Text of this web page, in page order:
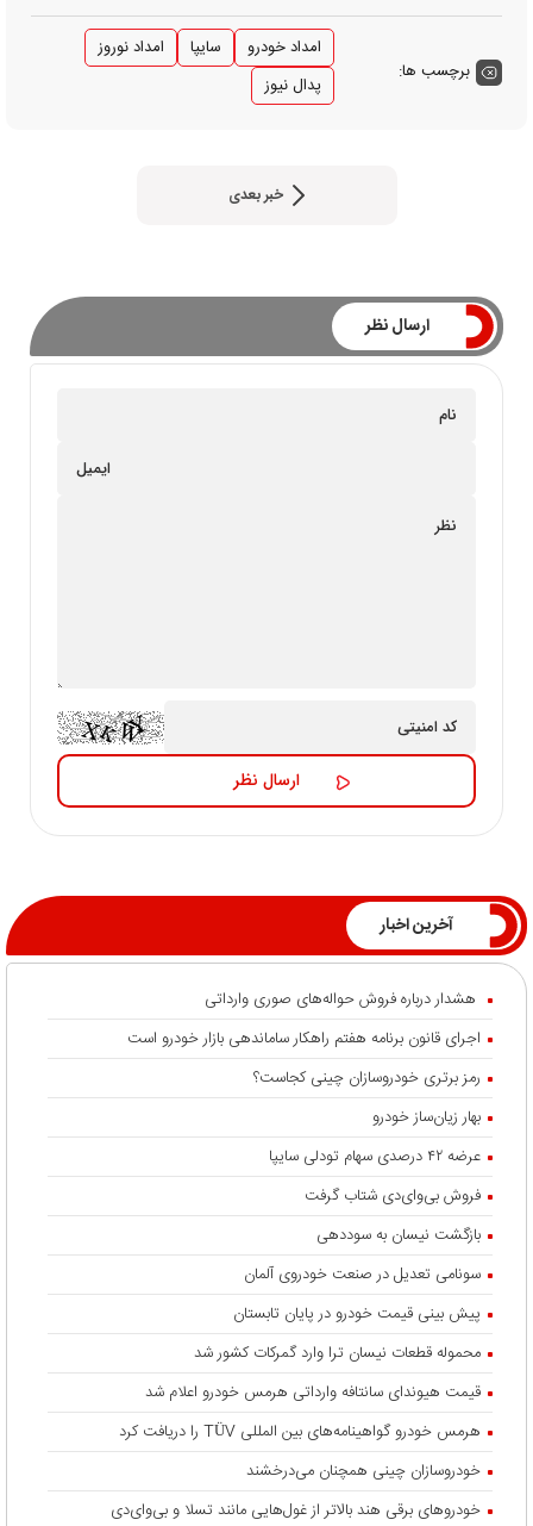
برچسب ها:
امداد خودرو سایپا
امداد نوروز
پدال نیوز
خبر بعدی
ارسال نظر
آخرین اخبار
هشدار درباره فروش حواله‌های صوری وارداتی
اجرای قانون برنامه هفتم راهکار ساماندهی بازار خودرو است
رمز برتری خودروسازان چینی کجاست؟
بهار زیان‌ساز خودرو
عرضه ۴۲ درصدی سهام تودلی سایپا
فروش بی‌وای‌دی شتاب گرفت
بازگشت نیسان به سوددهی
سونامی تعدیل در صنعت خودروی آلمان
پیش بینی قیمت خودرو در پایان تابستان
محموله قطعات نیسان ترا وارد گمرکات کشور شد
قیمت هیوندای سانتافه وارداتی هرمس خودرو اعلام شد
هرمس خودرو گواهینامه‌های بین المللی TÜV را دریافت کرد
خودروسازان چینی همچنان می‌درخشند
خودروهای برقی هند بالاتر از غول‌هایی مانند تسلا و بی‌وای‌دی